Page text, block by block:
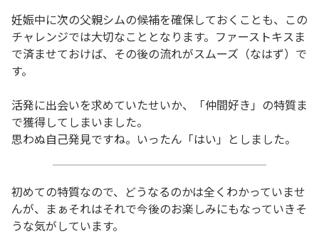
妊娠中に次の父親シムの候補を確保しておくことも、この
チャレンジでは大切なこととなります。ファーストキスま
で済ませておけば、その後の流れがスムーズ（なはず）で
す。
活発に出会いを求めていたせいか、「仲間好き」の特質ま
で獲得してしまいました。
思わぬ自己発見ですね。いったん「はい」としました。
初めての特質なので、どうなるのかは全くわかっていませ
んが、まぁそれはそれで今後のお楽しみにもなっていきそ
うな気がしています。